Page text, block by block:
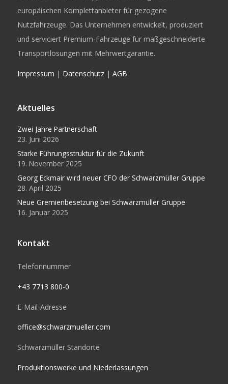
europäischen Komplettanbieter für gezogene
Nutzfahrzeuge. Das Unternehmen entwickelt, produziert
und serviciert Premium-Fahrzeuge für maßgeschneiderte
Transportlösungen mit Mehrwertgarantie.
Impressum | Datenschutz| AGB
Aktuelles
Zwei Jahre Partnerschaft
23. Juni 2026
Starke Führungsstruktur für die Zukunft
19. November 2025
Georg Eckmair wird neuer CFO der Schwarzmüller Gruppe
28. April 2025
Neue Gremienbesetzung bei Schwarzmüller Gruppe
16. Januar 2025
Kontakt
Telefonnummer
+43 7713 800-0
E-Mail-Adresse
office@schwarzmueller.com
Schwarzmüller Standorte
Produktionswerke und Niederlassungen